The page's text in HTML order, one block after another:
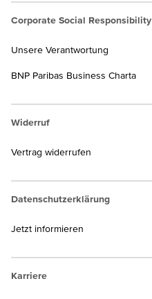
Corporate Social Responsibility
Unsere Verantwortung
BNP Paribas Business Charta
Widerruf
Vertrag widerrufen
Datenschutzerklärung
Jetzt informieren
Karriere